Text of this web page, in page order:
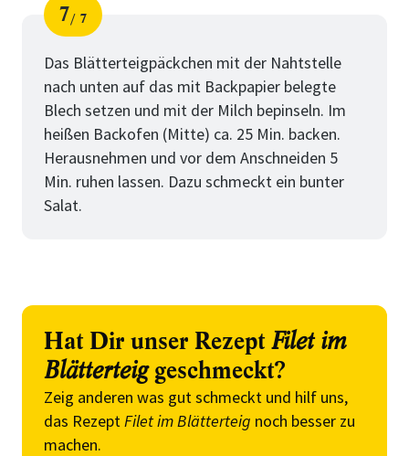
Schritt
7
von
7
Das Blätterteigpäckchen mit der Nahtstelle
nach unten auf das mit Backpapier belegte
Blech setzen und mit der Milch bepinseln. Im
heißen Backofen (Mitte) ca. 25 Min. backen.
Herausnehmen und vor dem Anschneiden 5
Min. ruhen lassen. Dazu schmeckt ein bunter
Salat.
Hat Dir unser Rezept Filet im
Blätterteiggeschmeckt?
Zeig anderen was gut schmeckt und hilf uns,
das RezeptFilet im Blätterteig noch besser zu
machen.